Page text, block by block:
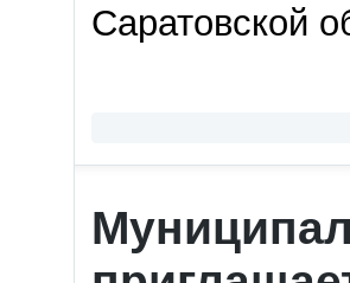
Саратовской